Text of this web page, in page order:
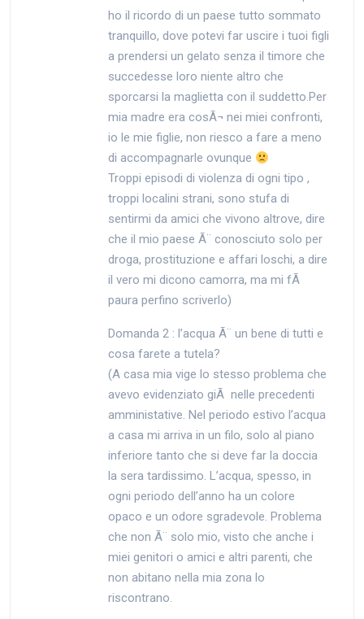
ho il ricordo di un paese tutto sommato
tranquillo, dove potevi far uscire i tuoi figli
a prendersi un gelato senza il timore che
succedesse loro niente altro che
sporcarsi la maglietta con il suddetto.Per
mia madre era cosÃ¬ nei miei confronti,
io le mie figlie, non riesco a fare a meno
di accompagnarle ovunque
Troppi episodi di violenza di ogni tipo ,
troppi localini strani, sono stufa di
sentirmi da amici che vivono altrove, dire
che il mio paese Ã¨ conosciuto solo per
droga, prostituzione e affari loschi, a dire
il vero mi dicono camorra, ma mi fÃ
paura perfino scriverlo)
Domanda 2 : l’acqua Ã¨ un bene di tutti e
cosa farete a tutela?
(A casa mia vige lo stesso problema che
avevo evidenziato giÃ nelle precedenti
amministative. Nel periodo estivo l’acqua
a casa mi arriva in un filo, solo al piano
inferiore tanto che si deve far la doccia
la sera tardissimo. L’acqua, spesso, in
ogni periodo dell’anno ha un colore
opaco e un odore sgradevole. Problema
che non Ã¨ solo mio, visto che anche i
miei genitori o amici e altri parenti, che
non abitano nella mia zona lo
riscontrano.